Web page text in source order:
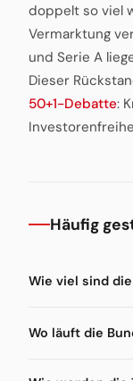
doppelt so viel
Vermarktung
und Serie A
Dieser
50+1-Debatte:
Häufig
Wie viel sind
Wo läuft die